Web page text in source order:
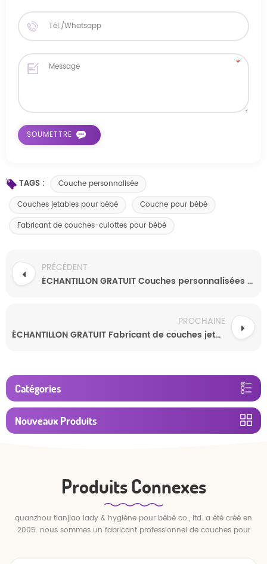
TAGS :
Couche personnalisée
Couches jetables pour bébé
Couche pour bébé
Fabricant de couches-culottes pour bébé
PRÉCÉDENT
ÉCHANTILLON GRATUIT Couches personnalisées pour enfants, couches jetables douces et respirantes à haute absorption
PROCHAINE
ÉCHANTILLON GRATUIT Fabricant de couches jetables personnalisées pour bébé Couches jetables personnalisées pour bébé de qualité A
Catégories
Nouveaux Produits
Produits Connexes
quanzhou tianjiao lady & hygiène pour bébé co., ltd. a été créé en
2005. nous sommes un fabricant professionnel de couches pour